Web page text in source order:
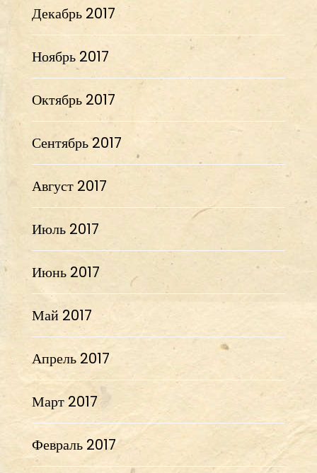
Декабрь 2017
Ноябрь 2017
Октябрь 2017
Сентябрь 2017
Август 2017
Июль 2017
Июнь 2017
Май 2017
Апрель 2017
Март 2017
Февраль 2017